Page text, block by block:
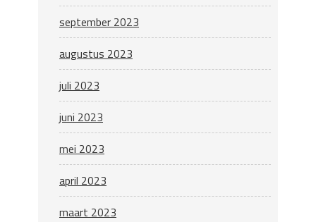
september 2023
augustus 2023
juli 2023
juni 2023
mei 2023
april 2023
maart 2023